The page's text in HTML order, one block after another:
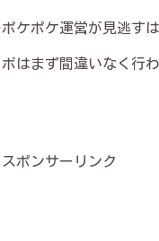
ケポケ運営が見逃す
はまず間違いなく行
スポンサーリンク